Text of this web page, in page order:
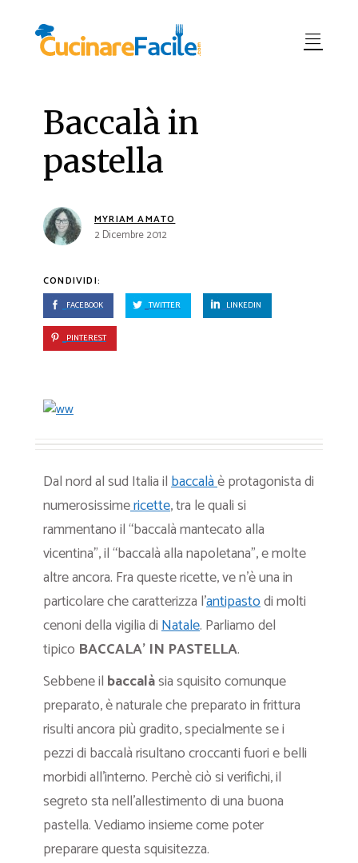
Baccalà in
pastella
MYRIAM AMATO
2 Dicembre 2012
CONDIVIDI:
FACEBOOK TWITTER LINKEDIN
PINTEREST
Dal nord al sud Italia ilbaccalàè protagonista di
numerosissimericette, tra le quali si
rammentano il “baccalà mantecato alla
vicentina”, il “baccalà alla napoletana”, e molte
altre ancora. Fra queste ricette, ve n’è una in
particolare che caratterizza l’antipastodi molti
cenoni della vigilia diNatale. Parliamo del
tipico BACCALA’ IN PASTELLA.
Sebbene il baccalàsia squisito comunque
preparato, è naturale che preparato in frittura
risulti ancora più gradito, specialmente se i
pezzi di baccalà risultano croccanti fuori e belli
morbidi all’interno. Perchè ciò si verifichi, il
segreto sta nell’allestimento di una buona
pastella. Vediamo insieme come poter
preparare questa squisitezza.